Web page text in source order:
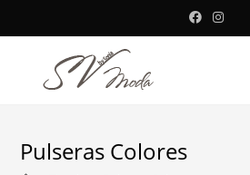
al
Pulseras Colores